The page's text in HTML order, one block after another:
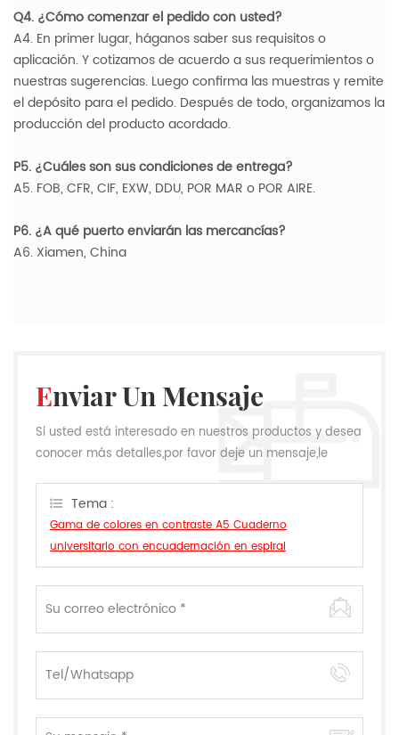
Q4. ¿Cómo comenzar el pedido con usted?
A4. En primer lugar, háganos saber sus requisitos o
aplicación. Y cotizamos de acuerdo a sus requerimientos o
nuestras sugerencias. Luego confirma las muestras y remite
el depósito para el pedido. Después de todo, organizamos la
producción del producto acordado.
P5. ¿Cuáles son sus condiciones de entrega?
A5. FOB, CFR, CIF, EXW, DDU, POR MAR o POR AIRE.
P6. ¿A qué puerto enviarán las mercancías?
A6. Xiamen, China
Enviar Un Mensaje
Si usted está interesado en nuestros productos y desea
conocer más detalles,por favor deje un mensaje,le
Tema :
Gama de colores en contraste A5 Cuaderno
universitario con encuadernación en espiral